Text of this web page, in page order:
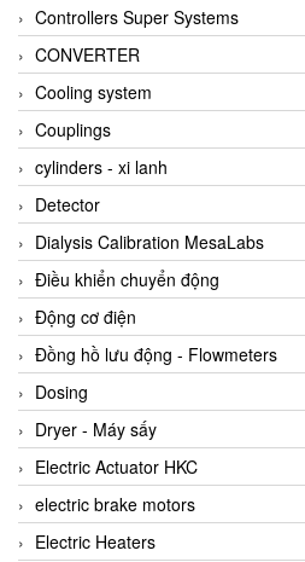
Allen Bradley Vietnam
Alpha Moisture Vietnam
Alpha-Achem Vietnam
Alphino
ALRE-IT Vietnam
Altech
Amarillo Gear
Ametek
AMPTRON Vietnam
AND Vietnam
ANDERSON-NEGELE
ANDILOG Technologies Vietnam
Anritsu
ANTEC S.A
Antico pumps
Controllers Super Systems
CONVERTER
Cooling system
Couplings
cylinders - xi lanh
Detector
Dialysis Calibration MesaLabs
Điều khiển chuyển động
Động cơ điện
Đồng hồ lưu động - Flowmeters
Dosing
Dryer - Máy sấy
Electric Actuator HKC
electric brake motors
Electric Heaters